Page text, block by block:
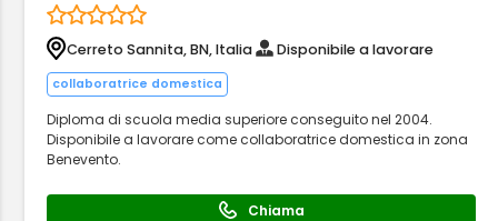
Cerreto Sannita, BN, Italia Disponibile a lavorare
collaboratrice domestica
Diploma di scuola media superiore conseguito nel 2004.
Disponibile a lavorare come collaboratrice domestica in zona
Benevento.
Chiama